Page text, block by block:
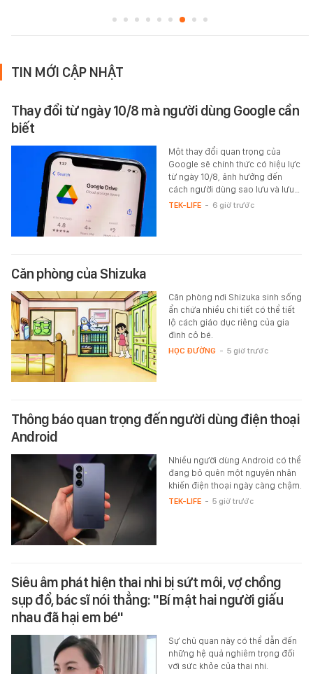
TIN MỚI CẬP NHẬT
Thay đổi từ ngày 10/8 mà người dùng Google cần
biết
Một thay đổi quan trọng của
Google sẽ chính thức có hiệu lực
từ ngày 10/8, ảnh hưởng đến
cách người dùng sao lưu và lưu…
TEK-LIFE - 6 giờ trước
Căn phòng của Shizuka
Căn phòng nơi Shizuka sinh sống
ẩn chứa nhiều chi tiết có thể tiết
lộ cách giáo dục riêng của gia
đình cô bé.
HỌC ĐƯỜNG - 5 giờ trước
Thông báo quan trọng đến người dùng điện thoại
Android
Nhiều người dùng Android có thể
đang bỏ quên một nguyên nhân
khiến điện thoại ngày càng chậm.
TEK-LIFE - 5 giờ trước
Siêu âm phát hiện thai nhi bị sứt môi, vợ chồng
sụp đổ, bác sĩ nói thẳng: "Bí mật hai người giấu
nhau đã hại em bé"
Sự chủ quan này có thể dẫn đến
những hệ quả nghiêm trọng đối
với sức khỏe của thai nhi.